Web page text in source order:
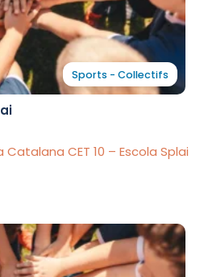
Sports - Collectifs
Catalana CET 10 – Escola Splai